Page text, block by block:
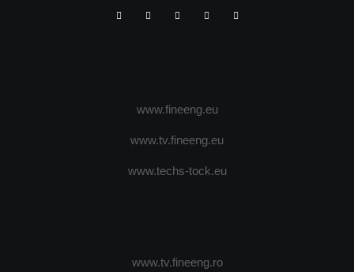
www.fineeng.eu
www.tv.fineeng.eu
www.techs-tock.eu
www.tv.fineeng.ro